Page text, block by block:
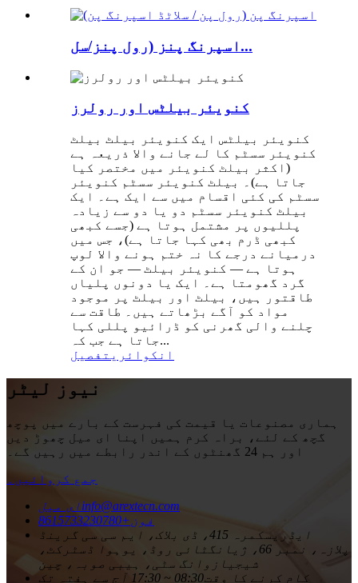
اسپرنگ پنز (رول پنز/سل...
کنویئر بیلٹس اور رولرز
کنویئر بیلٹس ایک کنویئر بیلٹ بیلٹ
کنویئر سسٹم کا لے جانے والا ذریعہ ہے
(اکثر بیلٹ کنویئر میں مختصر کیا
جاتا ہے)۔ بیلٹ کنویئر سسٹم کنویئر
سسٹم کی کئی اقسام میں سے ایک ہے۔ ایک
بیلٹ کنویئر سسٹم دو یا دو سے زیادہ
پللیوں پر مشتمل ہوتا ہے (جسے کبھی
کبھی ڈرم بھی کہا جاتا ہے)، جس میں
درمیانے درجے کا نہ ختم ہونے والا لوپ
ہوتا ہے — کنویئر بیلٹ — جو ان کے
گرد گھومتا ہے۔ ایک یا دونوں پلیاں
طاقتور ہیں، بیلٹ اور بیلٹ پر موجود
مواد کو آگے بڑھاتے ہیں۔ طاقت سے
چلنے والی گھرنی کو ڈرائیو پللی کہا
جاتا ہے جب کہ...
انکوائری تفصیل
نیوز لیٹر
ہماری مصنوعات یا قیمت کی فہرست کے بارے میں پوچھ
گچھ کے لئے، براہ کرم ہمیں اپنا ای میل چھوڑ دیں
اور ہم 24 گھنٹوں کے اندر رابطے میں رہیں گے۔
جمع کروائیں۔
ای میلinfo@arextecn.com
فون+8615733230780
ایڈریس
کمرہ 415، ڈی بلاک، ایم سی سی گرینڈ
پلازہ، نمبر 66، ژیانگٹائی روڈ، یوہوا ڈسٹرکٹ،
شیجیازوانگ سٹی، ہیبی صوبہ، چین
کام کرنے کا وقت08:30 ~ 17:30 آج سے ہفتہ تک